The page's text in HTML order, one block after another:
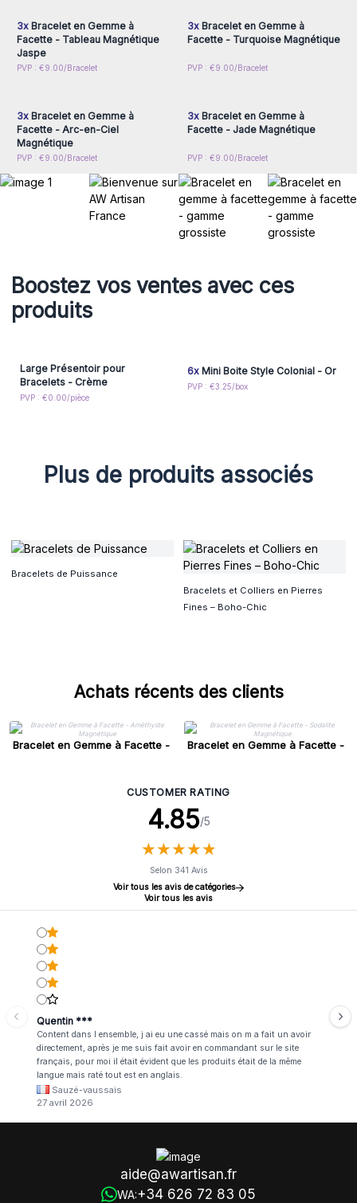
3xBracelet en Gemme à
Facette - Tableau Magnétique
Jaspe
PVP : €9.00/Bracelet
3xBracelet en Gemme à
Facette - Turquoise Magnétique
PVP : €9.00/Bracelet
Connectez-vous ou
3xBracelet en Gemme à
Facette - Arc-en-Ciel
Magnétique
PVP : €9.00/Bracelet
Connectez-vous ou
3xBracelet en Gemme à
Facette - Jade Magnétique
PVP : €9.00/Bracelet
Boostez vos ventes avec ces
produits
Large Présentoir pour
Bracelets - Crème
PVP : €0.00/pièce
6xMini Boite Style Colonial - Or
PVP : €3.25/box
Plus de produits associés
Bracelets de Puissance
Bracelets et Colliers en Pierres
Fines – Boho-Chic
Achats récents des clients
Bracelet en Gemme à Facette -
Bracelet en Gemme à Facette -
CUSTOMER RATING
4.85/5
★★★★★
★★★★★
Selon 341 Avis
Voir tous les avis de catégories
Voir tous les avis
Quentin ***
Content dans l ensemble, j ai eu une cassé mais on m a fait un avoir
directement, après je me suis fait avoir en commandant sur le site
français, pour moi il était évident que les produits était de la même
langue mais raté tout est en anglais.
Sauzé-vaussais
27 avril 2026
aide@awartisan.fr
WA:+34 626 72 83 05